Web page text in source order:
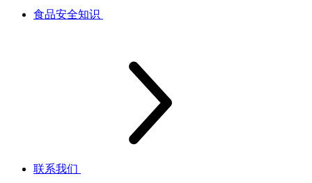
食品安全知识
联系我们